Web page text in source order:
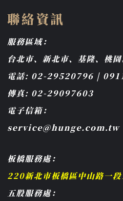
聯絡資訊
服務區域：
台北市、新北市、基隆、桃
電話: 02-29520796 |
傳真: 02-29097603
電子信箱：
service@hunge.com.tw
板橋服務處：
220新北市板橋區中山路一
五股服務處：